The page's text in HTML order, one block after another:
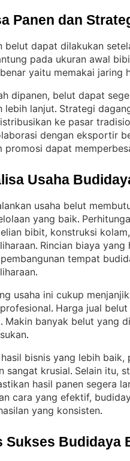
Panen dan
belut dapat dilakukan
pada ukuran awal
yaitu memakai jaring
dipanen, belut dapat
lebih lanjut. Strategi
ke pasar
dengan eksportir
promosi dapat
Usaha
usaha belut
yang baik.
bibit, konstruksi
. Rincian biaya
tempat
.
usaha ini cukup
. Harga jual
. Makin banyak belut yang
.
bisnis yang lebih
sangat krusial. Selain itu,
hasil panen segera
cara yang efektif,
yang konsisten.
Sukses Budidaya